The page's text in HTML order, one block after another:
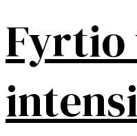
Fyrtio